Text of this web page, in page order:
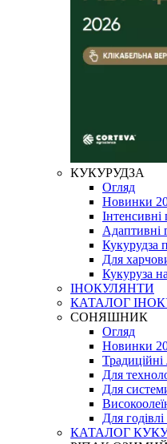
КУКУРУДЗА
Огляд
Новинки
Інтенсивні
Адаптивні
Кукурудза
Для
Кукуруза
ІНОКУЛЯНТИ
КАТАЛОГ
СОНЯШНИК
Огляд
Новинки
Традиційні
Для
Для
Для годівлі
КАТАЛОГ